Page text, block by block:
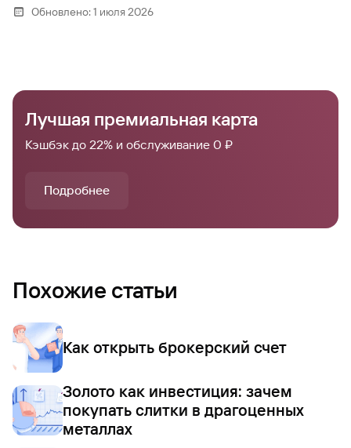
Обновлено:1 июля 2026
Лучшая премиальная карта
Кэшбэк до 22% и обслуживание 0 ₽
Подробнее
Похожие статьи
Как открыть брокерский счет
Золото как инвестиция: зачем
покупать слитки в драгоценных
металлах